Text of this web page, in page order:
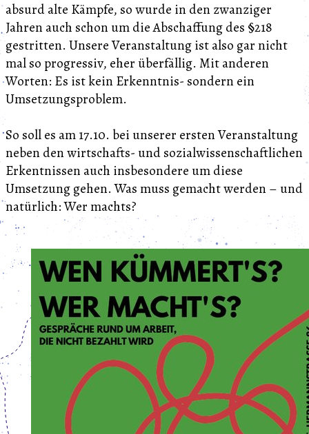
absurd alte Kämpfe, so wurde in den zwanziger
Jahren auch schon um die Abschaffung des §218
gestritten. Unsere Veranstaltung ist also gar nicht
mal so progressiv, eher überfällig. Mit anderen
Worten: Es ist kein Erkenntnis- sondern ein
Umsetzungsproblem.
So soll es am 17.10. bei unserer ersten Veranstaltung
neben den wirtschafts- und sozialwissenschaftlichen
Erkentnissen auch insbesondere um diese
Umsetzung gehen. Was muss gemacht werden – und
natürlich: Wer machts?